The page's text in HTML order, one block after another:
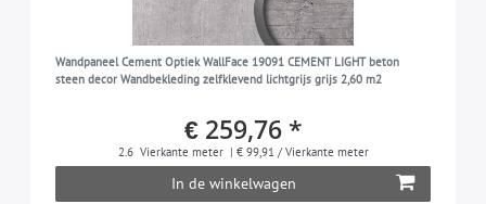
Wandpaneel Cement Optiek WallFace 19091 CEMENT LIGHT beton
steen decor Wandbekleding zelfklevend lichtgrijs grijs 2,60 m2
€ 259,76 *
2.6 Vierkante meter | € 99,91 / Vierkante meter
In de winkelwagen